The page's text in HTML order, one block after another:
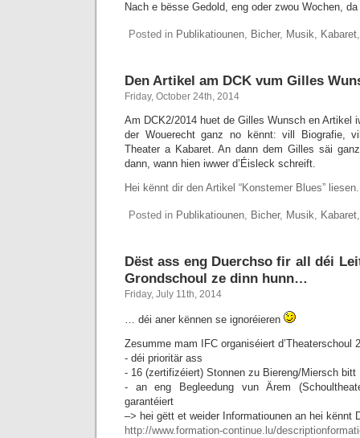
Nach e bësse Gedold, eng oder zwou Wochen,
Posted in Publikatiounen, Bicher, Musik, Kabaret
Den Artikel am DCK vum Gilles
Friday, October 24th, 2014
Am DCK2/2014 huet de Gilles Wunsch en Artikel
der Wouerecht ganz no kënnt: vill Biografie,
Theater a Kabaret. An dann dem Gilles säi
dann, wann hien iwwer d’Éisleck schreift.
Hei kënnt dir den Artikel “Konstemer Blues” liesen.
Posted in Publikatiounen, Bicher, Musik, Kabaret
Dëst ass eng Duerchso fir all déi
Grondschoul ze dinn hunn…
Friday, July 11th, 2014
… déi aner kënnen se ignoréieren
Zesumme mam IFC organiséiert d’Theaterschoul
- déi prioritär ass
- 16 (zertifizéiert) Stonnen zu Biereng/Miersch bitt
- an eng Begleedung vun Ärem
garantéiert
–> hei gëtt et weider Informatiounen an hei kënnt
http://www.formation-continue.lu/